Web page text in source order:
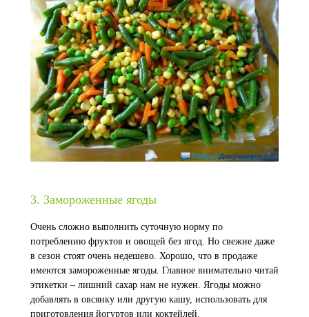
3. Замороженные ягоды
Очень сложно выполнить суточную норму по
потреблению фруктов и овощей без ягод. Но свежие даже
в сезон стоят очень недешево. Хорошо, что в продаже
имеются замороженные ягоды. Главное внимательно читай
этикетки – лишний сахар нам не нужен. Ягоды можно
добавлять в овсянку или другую кашу, использовать для
приготовления йогуртов или коктейлей.